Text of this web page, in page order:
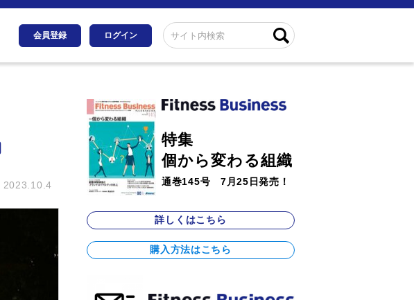
会員登録 ログイン
2023.10.4
特集
個から変わる組織
通巻145号 7月25日発売！
詳しくはこちら
購入方法はこちら